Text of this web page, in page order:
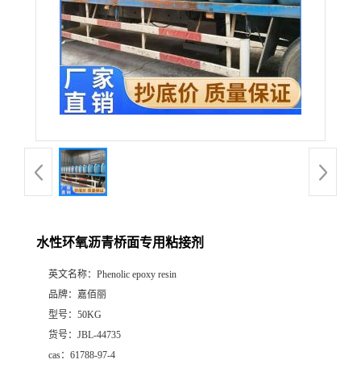
水性环氧沥青桥面专用粘接剂
英文名称： Phenolic epoxy resin
品牌： 嘉佰丽
型号： 50KG
货号： JBL-44735
cas： 61788-97-4